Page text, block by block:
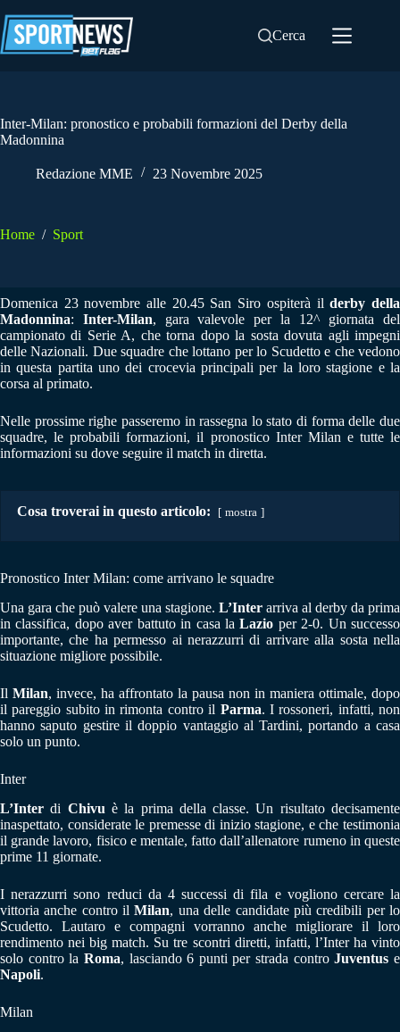
al
contenuto
Cerca
Inter-Milan: pronostico e probabili formazioni del Derby della
Madonnina
Redazione MME 23 Novembre 2025
Home / Sport
Domenica 23 novembre alle 20.45 San Siro ospiterà ilderby della
Madonnina: Inter-Milan, gara valevole per la 12^ giornata del
campionato di Serie A, che torna dopo la sosta dovuta agli impegni
delle Nazionali. Due squadre che lottano per lo Scudetto e che vedono
in questa partita uno dei crocevia principali per la loro stagione e la
corsa al primato.
Nelle prossime righe passeremo in rassegna lo stato di forma delle due
squadre, le probabili formazioni, il pronostico Inter Milan e tutte le
informazioni su dove seguire il match in diretta.
Cosa troverai in questo articolo: mostra
Pronostico Inter Milan: come arrivano le squadre
Una gara che può valere una stagione. L’Inter arriva al derby da prima
in classifica, dopo aver battuto in casa laLazio per 2-0. Un successo
importante, che ha permesso ai nerazzurri di arrivare alla sosta nella
situazione migliore possibile.
Il Milan, invece, ha affrontato la pausa non in maniera ottimale, dopo
il pareggio subito in rimonta contro il Parma. I rossoneri, infatti, non
hanno saputo gestire il doppio vantaggio al Tardini, portando a casa
solo un punto.
Inter
L’Inter di Chivu è la prima della classe. Un risultato decisamente
inaspettato, considerate le premesse di inizio stagione, e che testimonia
il grande lavoro, fisico e mentale, fatto dall’allenatore rumeno in queste
prime 11 giornate.
I nerazzurri sono reduci da 4 successi di fila e vogliono cercare la
vittoria anche contro ilMilan, una delle candidate più credibili per lo
Scudetto. Lautaro e compagni vorranno anche migliorare il loro
rendimento nei big match. Su tre scontri diretti, infatti, l’Inter ha vinto
solo contro la Roma, lasciando 6 punti per strada controJuventus e
Napoli.
Milan